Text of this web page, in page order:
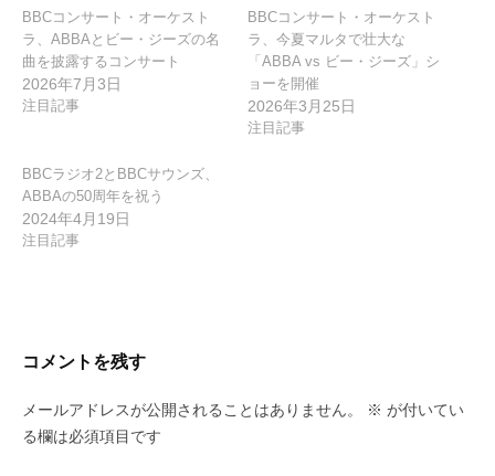
BBCコンサート・オーケスト
ラ、ABBAとビー・ジーズの名
曲を披露するコンサート
2026年7月3日
注目記事
BBCコンサート・オーケスト
ラ、今夏マルタで壮大な
「ABBA vs ビー・ジーズ」シ
ョーを開催
2026年3月25日
注目記事
BBCラジオ2とBBCサウンズ、
ABBAの50周年を祝う
2024年4月19日
注目記事
コメントを残す
メールアドレスが公開されることはありません。 ※ が付いてい
る欄は必須項目です